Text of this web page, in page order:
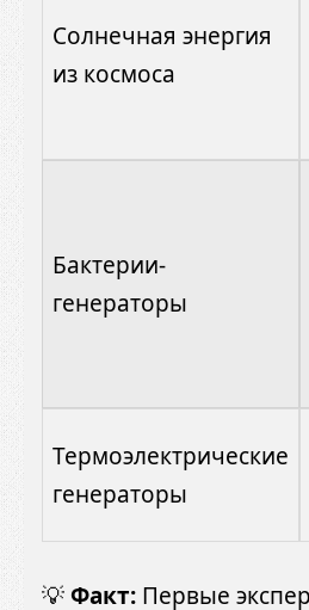
Солнечная энергия
из космоса
Бактерии-
генераторы
Термоэлектрические
генераторы
💡Факт: Первые